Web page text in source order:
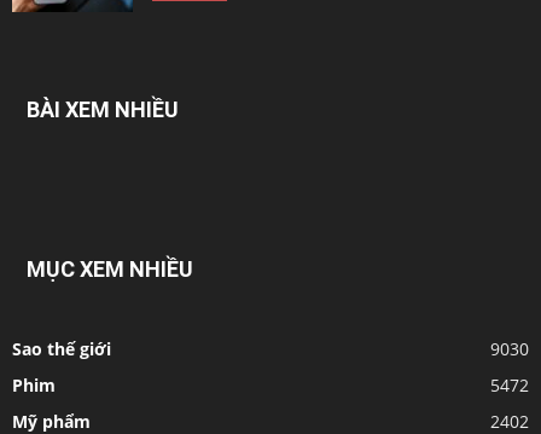
BÀI XEM NHIỀU
MỤC XEM NHIỀU
Sao thế giới
9030
Phim
5472
Mỹ phẩm
2402